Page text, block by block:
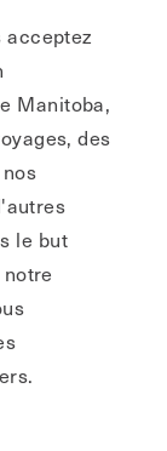
acceptez
Manitoba,
des
le but